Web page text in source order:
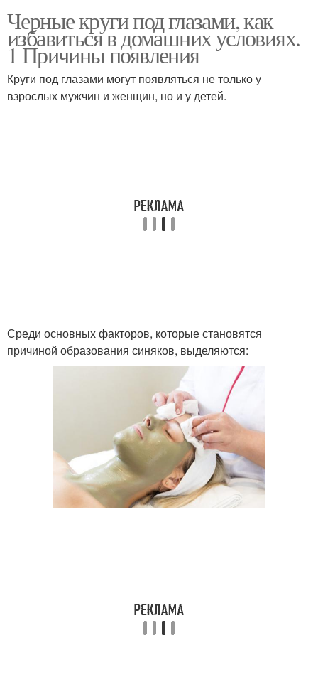
Черные круги под глазами, как
избавиться в домашних условиях.
1 Причины появления
Круги под глазами могут появляться не только у
взрослых мужчин и женщин, но и у детей.
Среди основных факторов, которые становятся
причиной образования синяков, выделяются: